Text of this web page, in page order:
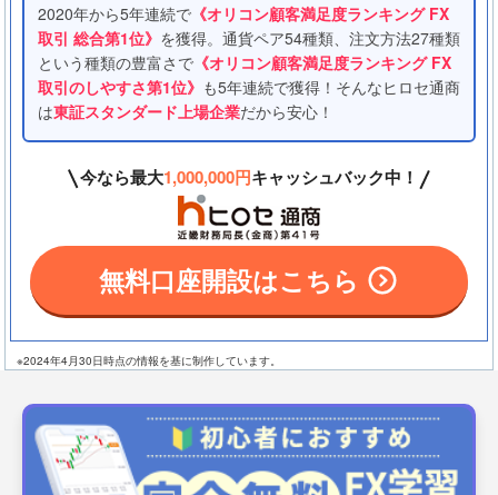
2020年から5年連続で 《オリコン顧客満足度ランキング FX
取引 総合第1位》 を獲得。通貨ペア54種類、注文方法27種類
という種類の豊富さで 《オリコン顧客満足度ランキング FX
取引のしやすさ第1位》 も5年連続で獲得！そんなヒロセ通商
は東証スタンダード上場企業だから安心！
今なら最大1,000,000円キャッシュバック中！
無料口座開設はこちら
※2024年4月30日時点の情報を基に制作しています。